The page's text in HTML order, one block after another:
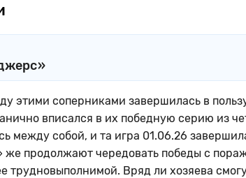
этими соперниками завершилась в
вписался в их победную серию из
между собой, и та игра 01.06.26
же продолжают чередовать победы с
трудновыполнимой. Вряд ли хозяева